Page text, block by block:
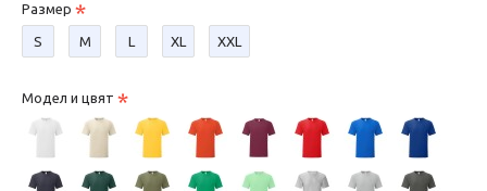
Размер
S М L XL XXL
Модел и цвят